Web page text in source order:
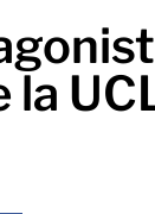
la